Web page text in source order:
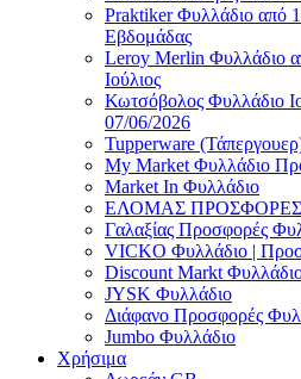
Praktiker Φυλλάδιο από
Εβδομάδας
Leroy Merlin Φυλλάδιο
Ιούλιος
Κωτσόβολος Φυλλάδιο
07/06/2026
Tupperware
My Market Φυλλάδιο
Market In Φυλλάδιο
ΕΛΟΜΑΣ
Γαλαξίας Προσφορές
VICKO Φυλλάδιο |
Discount Markt
JYSK Φυλλάδιο
Διάφανο Προσφορές
Jumbo Φυλλάδιο
Χρήσιμα